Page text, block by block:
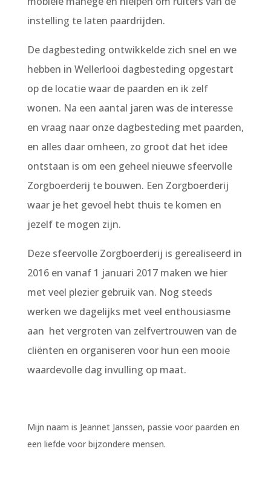
instelling te laten paardrijden.
De dagbesteding ontwikkelde zich snel en we
hebben in Wellerlooi dagbesteding opgestart
op de locatie waar de paarden en ik zelf
wonen. Na een aantal jaren was de interesse
en vraag naar onze dagbesteding met paarden,
en alles daar omheen, zo groot dat het idee
ontstaan is om een geheel nieuwe sfeervolle
Zorgboerderij te bouwen. Een Zorgboerderij
waar je het gevoel hebt thuis te komen en
jezelf te mogen zijn.
Deze sfeervolle Zorgboerderij is gerealiseerd in
2016 en vanaf 1 januari 2017 maken we hier
met veel plezier gebruik van. Nog steeds
werken we dagelijks met veel enthousiasme
aan het vergroten van zelfvertrouwen van de
cliënten en organiseren voor hun een mooie
waardevolle dag invulling op maat.
Mijn naam is Jeannet Janssen, passie voor paarden en
een liefde voor bijzondere mensen.